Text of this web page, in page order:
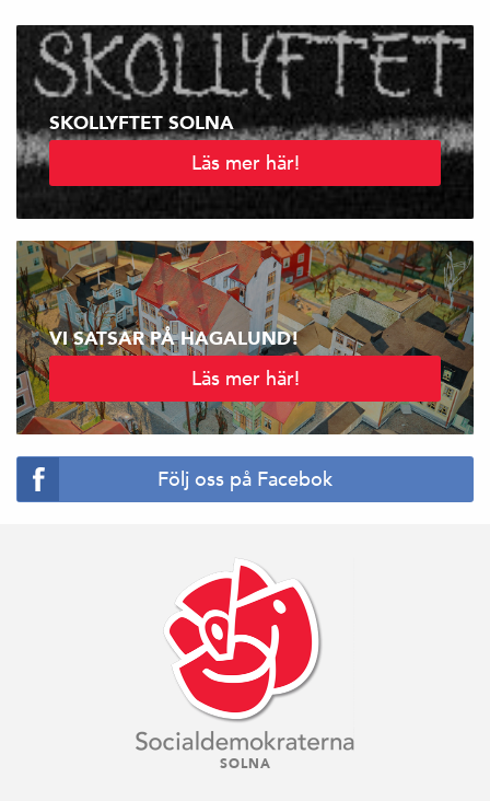
SKOLLYFTET SOLNA
Läs mer här!
VI SATSAR PÅ HAGALUND!
Läs mer här!
Följ oss på Facebok
SOLNA